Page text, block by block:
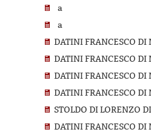
a
a
DATINI FRANCESCO
DATINI FRANCESCO
DATINI FRANCESCO
DATINI FRANCESCO
STOLDO DI LORENZO
DATINI FRANCESCO